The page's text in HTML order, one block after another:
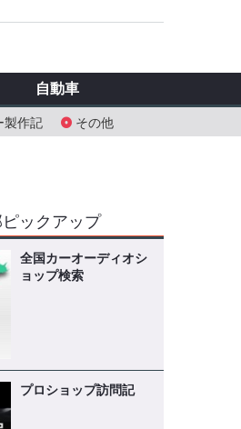
製作記 その他
自動車
ックアップ
全国カーオーディオシ
ョップ検索
プロショップ訪問記